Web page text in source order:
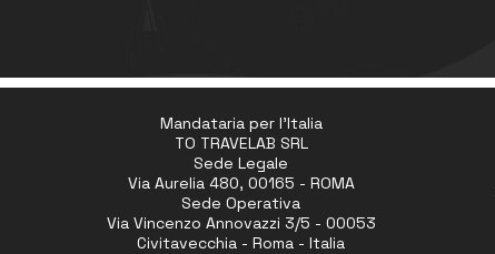
Mandataria per l'Italia
TO TRAVELAB SRL
Sede Legale
Via Aurelia 480, 00165 - ROMA
Sede Operativa
Via Vincenzo Annovazzi 3/5 - 00053
Civitavecchia - Roma - Italia